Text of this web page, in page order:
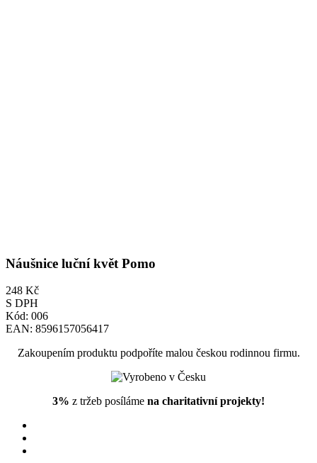
Náušnice luční květ Pomo
248 Kč
S DPH
Kód: 006
EAN: 8596157056417
Zakoupením produktu podpoříte malou českou rodinnou firmu.
3% z tržeb posíláme na charitativní projekty!